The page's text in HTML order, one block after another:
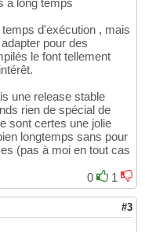
à long temps
d'exécution , mais
pour des
le font tellement
une release stable
rien de spécial de
sont certes une jolie
longtemps sans pour
(pas à moi en tout cas
0
1
#3